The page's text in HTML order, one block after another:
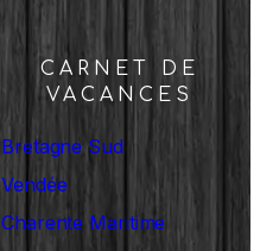
CARNET DE
VACANCES
Bretagne Sud
Vendée
Charente Maritime